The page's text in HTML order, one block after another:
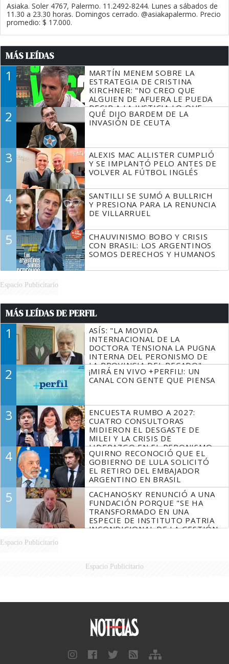
Asiaka. Soler 4767, Palermo. 11.2492-8244. Lunes a sábados de
11.30 a 23.30 horas. Domingos cerrado. @asiakapalermo. Precio
promedio: $ 17.000.
MÁS LEÍDAS
1
MARTÍN MENEM SOBRE LA
ESTRATEGIA DE CRISTINA
KIRCHNER: "NO CREO QUE
ALGUIEN DE AFUERA LE PUEDA
DECIR A LA JUSTICIA LO QUE
TIENE QUE HACER"
2
QUÉ DIJO BARDEM DE LA
INVASIÓN DE CEUTA
3
ALEXIS MAC ALLISTER CUMPLIÓ
Y SE IMPLANTÓ PELO ANTES DE
VOLVER AL FÚTBOL INGLÉS
4
SANTILLI SE SUMÓ A BULLRICH
Y PRESIONA PARA LA RENUNCIA
DE VILLARRUEL
5
CHAUVINISMO BOBO Y CRISIS
CON BRASIL: LOS ARGENTINOS
SOMOS DERECHOS Y HUMANOS
Espacio Publicitario
MÁS LEÍDAS DE PERFIL
1
ASÍS: "LA MOVIDA
INTERNACIONAL DE LA
DOCTORA TENSIONA LA PUGNA
INTERNA DEL PERONISMO DE
LA PROVINCIA DEL PECADO"
2
¡MIRÁ EN VIVO +PERFIL!: UN
CANAL CON GENTE QUE PIENSA
3
ENCUESTA RUMBO A 2027:
CUATRO CONSULTORAS
MIDIERON EL DESGASTE DE
MILEI Y LA CRISIS DE
LIDERAZGO EN EL PERONISMO
4
QUIRNO RECONOCIÓ QUE EL
GOBIERNO DE LULA SOLICITÓ
EL RETIRO DEL EMBAJADOR
ARGENTINO EN BRASIL
5
CACHANOSKY RENUNCIÓ A UNA
FUNDACIÓN PORQUE "SE HA
TRANSFORMADO EN UNA
ESPECIE DE INSTITUTO PATRIA
INCONDICIONAL DE LA GESTIÓN
Espacio Publicitario
Espacio Publicitario